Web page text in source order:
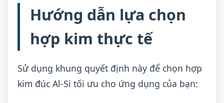
Hướng dẫn lựa chọn
hợp kim thực tế
Sử dụng khung quyết định này để chọn hợp
kim đúc Al-Si tối ưu cho ứng dụng của bạn: